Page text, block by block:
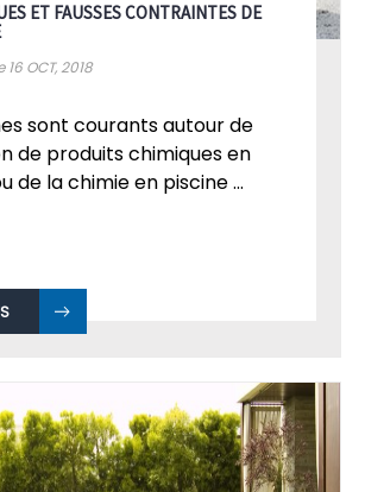
ET FAUSSES CONTRAINTES DE
16 OCT, 2018
sont courants autour de
de produits chimiques en
de la chimie en piscine ...